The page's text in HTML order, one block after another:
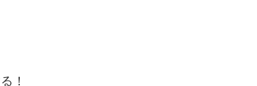
！